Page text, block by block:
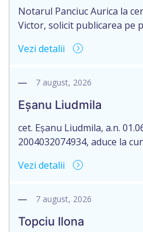
actului notarial: Contractului
Notarul Panciuc Aurica la
Victor, solicit publicarea pe
pierderea originalului
notarial cet.Petraru Victor,
cunoștință pierderea
Certificatelor de moștenitor
[…]
Vezi detalii
7 august, 2026
Eșanu Liudmila
cet. Eșanu Liudmila, a.n.
2004032074934, aduce la
vânzare/cumpărare nr. 1961
Boldescu.
Vezi detalii
7 august, 2026
Topciu Ilona